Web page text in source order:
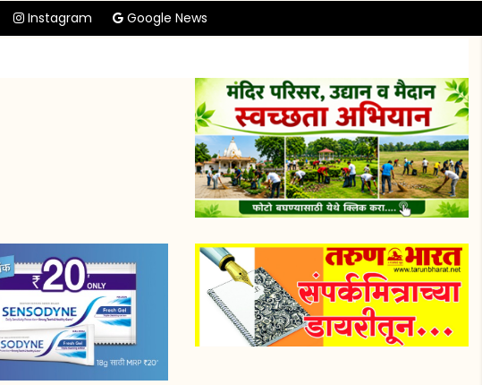
Instagram Google News